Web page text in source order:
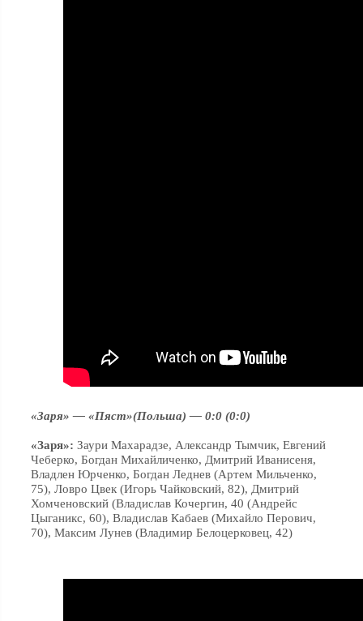
«Заря» — «Пяст»(Польша) — 0:0 (0:0)
«Заря»: Заури Махарадзе, Александр Тымчик, Евгений
Чеберко, Богдан Михайличенко, Дмитрий Иванисеня,
Владлен Юрченко, Богдан Леднев (Артем Мильченко,
75), Ловро Цвек (Игорь Чайковский, 82), Дмитрий
Хомченовский (Владислав Кочергин, 40 (Андрейс
Цыганикс, 60), Владислав Кабаев (Михайло Перович,
70), Максим Лунев (Владимир Белоцерковец, 42)